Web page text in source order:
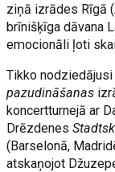
ziņā izrādes Rīgā
brīnišķīga dāvana
emocionāli ļoti
Tikko
pazudināšanas
koncertturnejā ar
Drēzdenes
(Barselonā,
atskaņojot